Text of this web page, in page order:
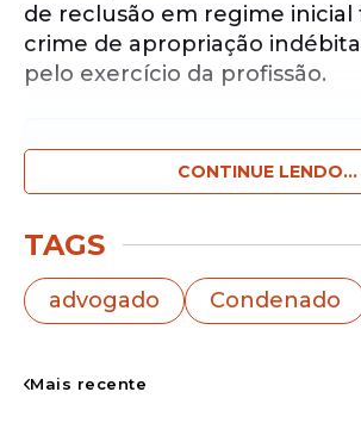
de reclusão em regime
crime de apropriação
pelo exercício da profissão.
Notícias pelo
Receba as notícias
de Prefeiturapelo nosso
A sentença foi assinada pelo
da Comarca de Arame -
CONTINUE LENDO...
TAGS
advogado Condenado
Mais recente